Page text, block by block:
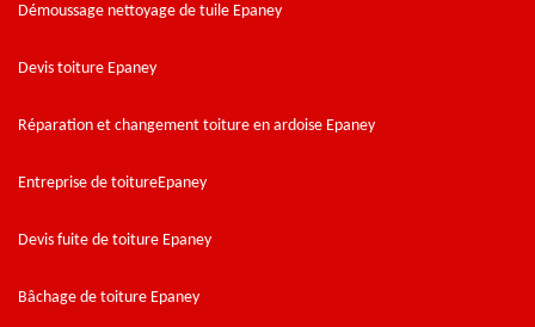
Démoussage nettoyage de tuile Epaney
Devis toiture Epaney
Réparation et changement toiture en ardoise Epaney
Entreprise de toitureEpaney
Devis fuite de toiture Epaney
Bâchage de toiture Epaney